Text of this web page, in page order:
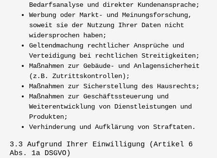
Bedarfsanalyse und direkter Kundenansprache;
Werbung oder Markt- und Meinungsforschung,
soweit sie der Nutzung Ihrer Daten nicht
widersprochen haben;
Geltendmachung rechtlicher Ansprüche und
Verteidigung bei rechtlichen Streitigkeiten;
Maßnahmen zur Gebäude- und Anlagensicherheit
(z.B. Zutrittskontrollen);
Maßnahmen zur Sicherstellung des Hausrechts;
Maßnahmen zur Geschäftssteuerung und
Weiterentwicklung von Dienstleistungen und
Produkten;
Verhinderung und Aufklärung von Straftaten.
3.3 Aufgrund Ihrer Einwilligung (Artikel 6
Abs. 1a DSGVO)